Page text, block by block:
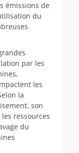
émissions de
du
par les
les
la
son
ressources
du